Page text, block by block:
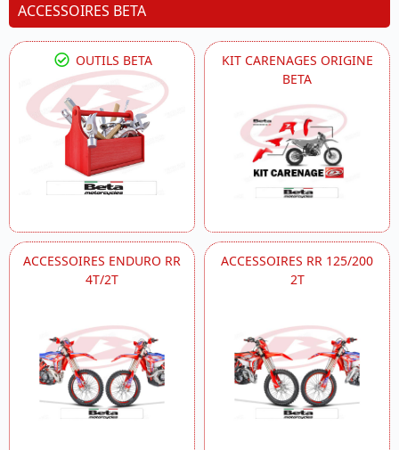
ACCESSOIRES BETA
OUTILS BETA
KIT CARENAGES ORIGINE
BETA
ACCESSOIRES ENDURO RR
4T/2T
ACCESSOIRES RR 125/200
2T